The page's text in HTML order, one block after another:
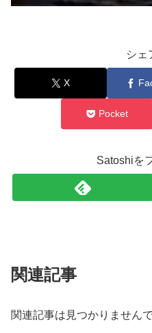
シェ
X
Pocket
Satoshiを
関連記事
関連記事は見つかりませんで